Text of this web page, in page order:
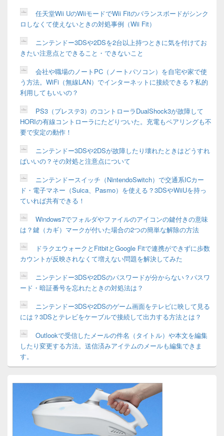
任天堂Wii UのWiiモードでWii Fitのバランスボードがシンク
ロしなくて使えないときの対処事例（Wii Fit）
ニンテンドー3DSや2DSを2台以上持つときに気を付けてお
きたい注意点とできること・できないこと
会社や職場のノートPC（ノートパソコン）を自宅や家で使
う方法。WiFi（無線LAN）でインターネットに接続できる？私的
利用してもいいの？
PS3（プレステ3）のコントローラDualShock3が故障して
HORIの有線コントローラにたどりついた。充電もペアリングも不
要で安定の動作！
ニンテンドー3DSや2DSが故障したり壊れたときはどうすれ
ばいいの？その対処と注意点について
ニンテンドースイッチ（NintendoSwitch）で交通系ICカー
ド・電子マネー（Suica、Pasmo）を使える？3DSやWiiUを持っ
ていれば共有できる！
Windows7でフォルダやファイルのアイコンの鍵付きの意味
は？鍵（カギ）マークが付いた場合の2つの簡単な解除の方法
ドラクエウォークとFitbitとGoogle Fitで連携ができずに歩数
カウントが反映されなくて増えない問題を解決してみた
ニンテンドー3DSや2DSのパスワードが分からない？パスワ
ード・暗証番号を忘れたときの対処法は？
ニンテンドー3DSや2DSのゲーム画面をテレビに映して見る
には？3DSとテレビをケーブルで接続して出力する方法とは？
Outlookで受信したメールの件名（タイトル）や本文を編集
したり変更する方法。送信済みアイテムのメールも編集できま
す。